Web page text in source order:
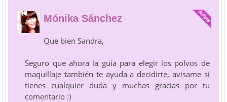
Mónika Sánchez
Que bien Sandra,
Seguro que ahora la guía para elegir los polvos de
maquillaje también te ayuda a decidirte, avísame si
tienes cualquier duda y muchas gracias por tu
comentario :)